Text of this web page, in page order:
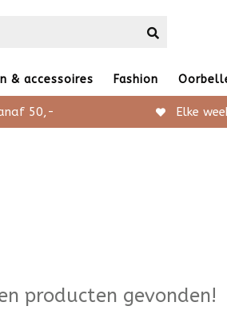
& accessoires Fashion
50,- Elke
producten gevonden!